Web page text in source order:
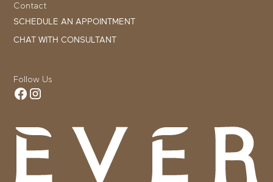
Contact
SCHEDULE AN APPOINTMENT
CHAT WITH CONSULTANT
Follow Us